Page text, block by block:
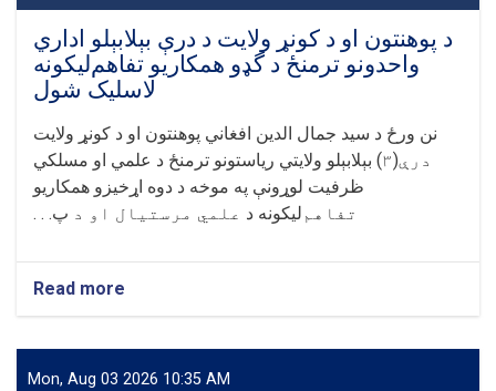
د پوهنتون او د کونړ ولايت د درې بېلابېلو اداري
واحدونو ترمنځ د گډو همکاريو تفاهم‌ليکونه
لاسليک شول
نن ورځ د سيد جمال الدين افغاني پوهنتون او د کونړ ولايت
درې(۳)
بېلابېلو ولايتي رياستونو ترمنځ د علمي او مسلکي
ظرفيت لوړونې په موخه د دوه اړخيزو همکاريو
تفاهم ‌ليکونه د علمي مرستيال او د پ. . .
Read more
د
او
د
Mon, Aug 03 2026 10:35 AM